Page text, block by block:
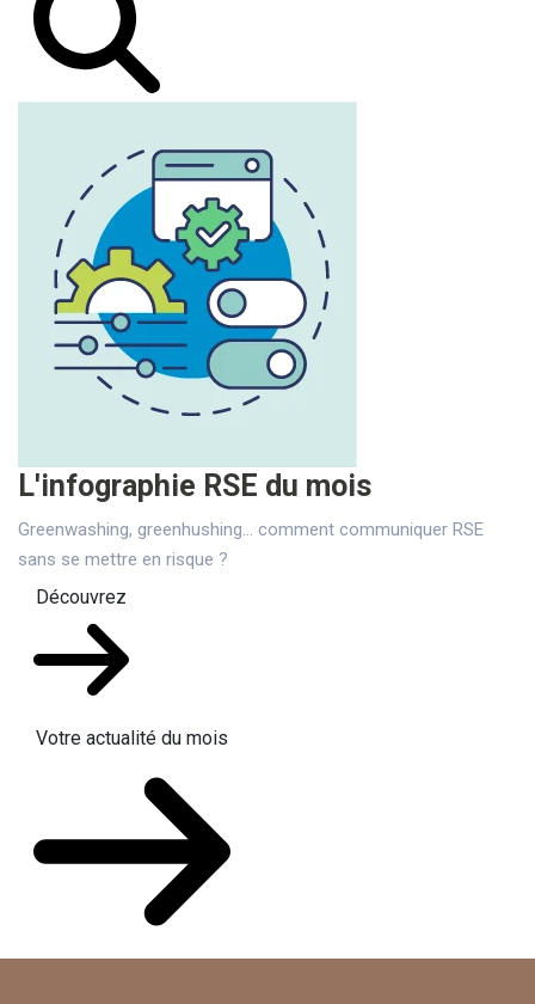
L'infographie RSE du mois
Greenwashing, greenhushing… comment communiquer RSE
sans se mettre en risque ?
Découvrez
Votre actualité du mois